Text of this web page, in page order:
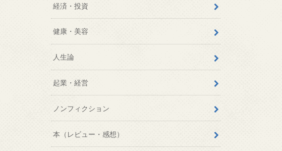
経済・投資
健康・美容
人生論
起業・経営
ノンフィクション
本（レビュー・感想）